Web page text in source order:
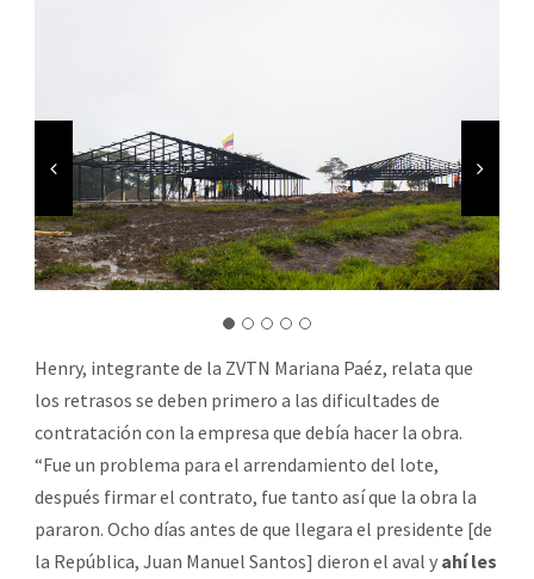
Henry, integrante de la ZVTN Mariana Paéz, relata que
los retrasos se deben primero a las dificultades de
contratación con la empresa que debía hacer la obra.
“Fue un problema para el arrendamiento del lote,
después firmar el contrato, fue tanto así que la obra la
pararon. Ocho días antes de que llegara el presidente [de
la República, Juan Manuel Santos] dieron el aval y ahí les